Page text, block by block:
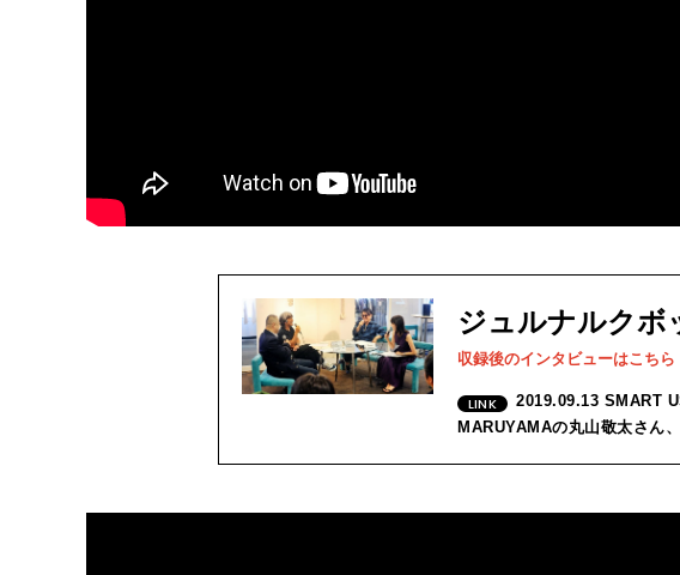
ジュルナルクボ
収録後のインタビューはこちら
2019.09.13 SMART
MARUYAMAの丸山敬太さん